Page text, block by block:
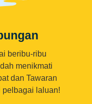
beribu-ribu
menikmati
dan Tawaran
pelbagai laluan!